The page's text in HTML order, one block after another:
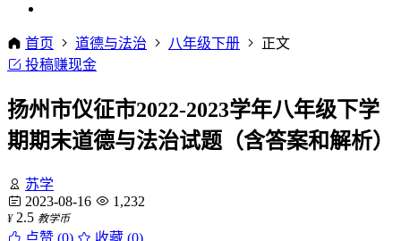
首页 道德与法治 八年级下册
正文
投稿赚现金
扬州市仪征市2022-2023学年八年级下学
期期末道德与法治试题（含答案和解析）
苏学
2023-08-16
1,232
¥ 2.5 教学币